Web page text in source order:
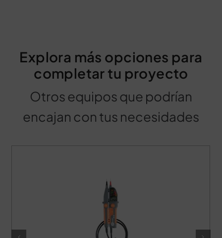
Explora más opciones para
completar tu proyecto
Otros equipos que podrían
encajan con tus necesidades